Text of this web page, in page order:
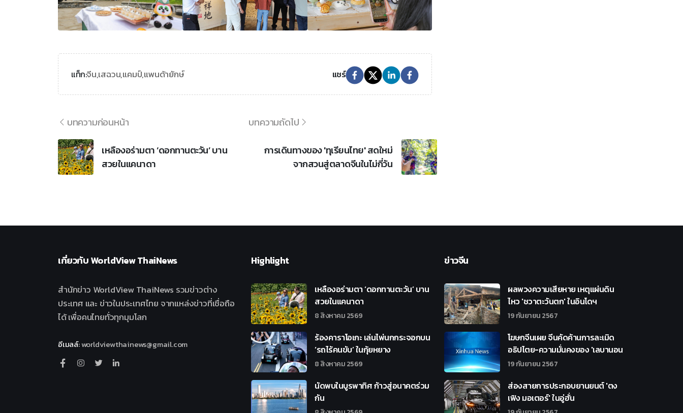
แท็ก:จีน,เสฉวน,แคมป์,แพนด้ายักษ์ แชร์
บทความก่อนหน้า
เหลืองอร่ามตา ‘ดอกทานตะวัน’ บาน
สวยในแคนาดา
บทความถัดไป
การเดินทางของ 'ทุเรียนไทย' สดใหม่
จากสวนสู่ตลาดจีนในไม่กี่วัน
เกี่ยวกับWorldView ThaiNews
สำนักข่าว WorldView ThaiNews รวมข่าวต่าง
ประเทศ และ ข่าวในประเทศไทย จากแหล่งข่าวที่เชื่อถือ
ได้ เพื่อคนไทยทั่วทุกมุมโลก
อีเมลล์:worldviewthainews@gmail.com
Highlight
เหลืองอร่ามตา ‘ดอกทานตะวัน’ บาน
สวยในแคนาดา
8 สิงหาคม 2569
ร้องคาราโอเกะ เล่นไพ่นกกระจอกบน
‘รถไร้คนขับ’ ในกุ้ยหยาง
8 สิงหาคม 2569
นัดพบในบูรพาทิศ ก้าวสู่อนาคตร่วม
กัน
ข่าวจีน
ผลพวงความเสียหาย เหตุแผ่นดิน
ไหว 'ชวาตะวันตก' ในอินโดฯ
19 กันยายน 2567
โฆษกจีนเผย จีนคัดค้านการละเมิด
อธิปไตย-ความมั่นคงของ 'เลบานอน
19 กันยายน 2567
ส่องสายการประกอบยานยนต์ 'ตง
เฟิง มอเตอร์' ในอู่ฮั่น